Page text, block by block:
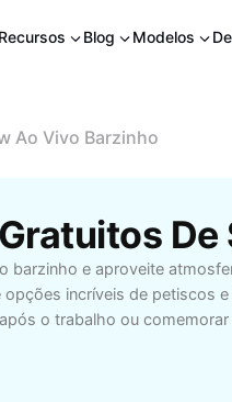
Recursos Blog Modelos
Ao Vivo Barzinho
barzinho e aproveite
opções incríveis de petiscos
o trabalho ou
musicais e experiência